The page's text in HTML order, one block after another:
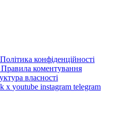
Політика конфіденційності
Правила коментування
власності
x youtube instagram telegram